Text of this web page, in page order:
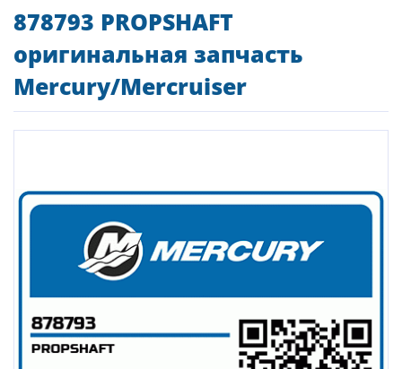
878793 PROPSHAFT
оригинальная запчасть
Mercury/Mercruiser